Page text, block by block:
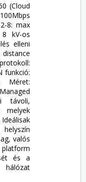
(Cloud
8: max
8 kV-os
elleni
funkció:
Méret:
távoli,
melyek
valós
és a